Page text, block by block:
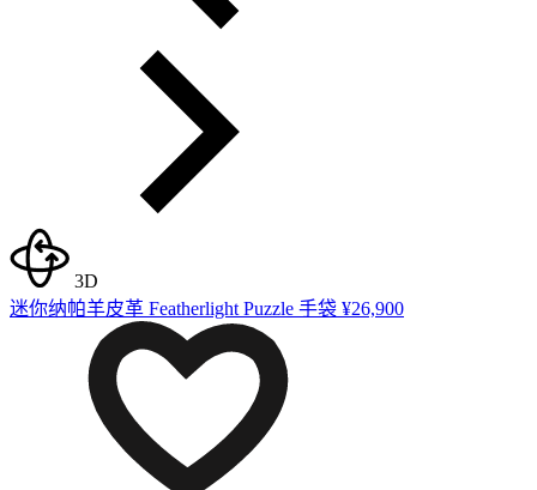
3D
迷你纳帕羊皮革 Featherlight Puzzle 手袋 ¥26,900